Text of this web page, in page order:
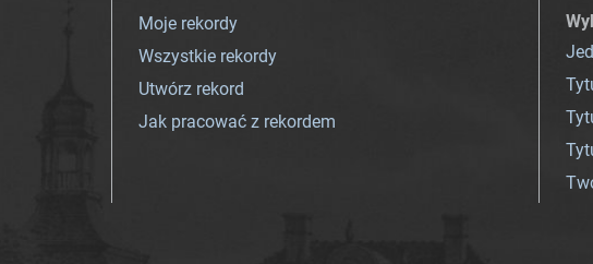
Moje rekordy
Wszystkie rekordy
Utwórz rekord
Jak pracować z rekordem